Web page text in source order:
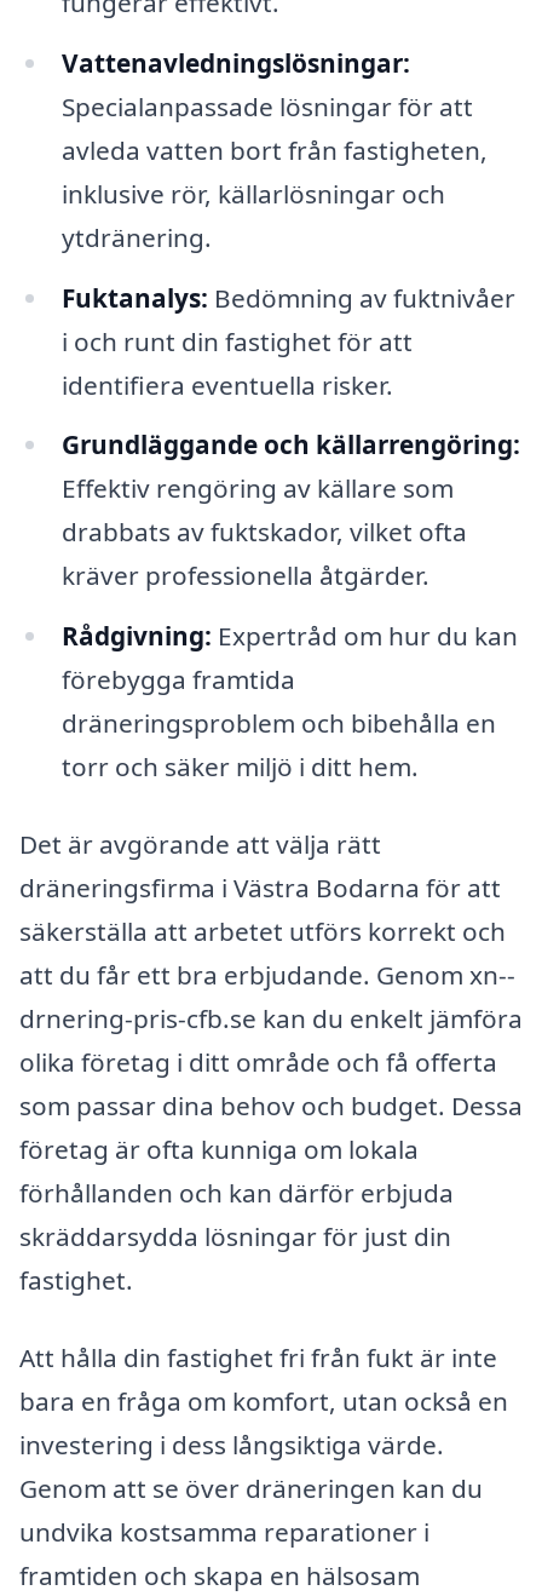
Vattenavledningslösningar:
Specialanpassade lösningar för att
avleda vatten bort från fastigheten,
inklusive rör, källarlösningar och
ytdränering.
Fuktanalys: Bedömning av fuktnivåer
i och runt din fastighet för att
identifiera eventuella risker.
Grundläggande och källarrengöring:
Effektiv rengöring av källare som
drabbats av fuktskador, vilket ofta
kräver professionella åtgärder.
Rådgivning: Expertråd om hur du kan
förebygga framtida
dräneringsproblem och bibehålla en
torr och säker miljö i ditt hem.
Det är avgörande att välja rätt
dräneringsfirma i Västra Bodarna för att
säkerställa att arbetet utförs korrekt och
att du får ett bra erbjudande. Genom xn--
drnering-pris-cfb.se kan du enkelt jämföra
olika företag i ditt område och få offerta
som passar dina behov och budget. Dessa
företag är ofta kunniga om lokala
förhållanden och kan därför erbjuda
skräddarsydda lösningar för just din
fastighet.
Att hålla din fastighet fri från fukt är inte
bara en fråga om komfort, utan också en
investering i dess långsiktiga värde.
Genom att se över dräneringen kan du
undvika kostsamma reparationer i
framtiden och skapa en hälsosam